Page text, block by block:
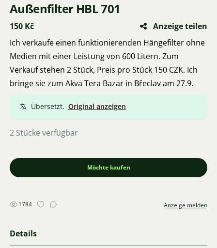
Außenfilter HBL 701
150 Kč
Anzeige teilen
Ich verkaufe einen funktionierenden Hängefilter ohne
Medien mit einer Leistung von 600 Litern. Zum
Verkauf stehen 2 Stück, Preis pro Stück 150 CZK. Ich
bringe sie zum Akva Tera Bazar in Břeclav am 27.9.
Übersetzt. Original anzeigen
2 Stücke verfügbar
Möchte kaufen
1784 Anzeige melden
Details